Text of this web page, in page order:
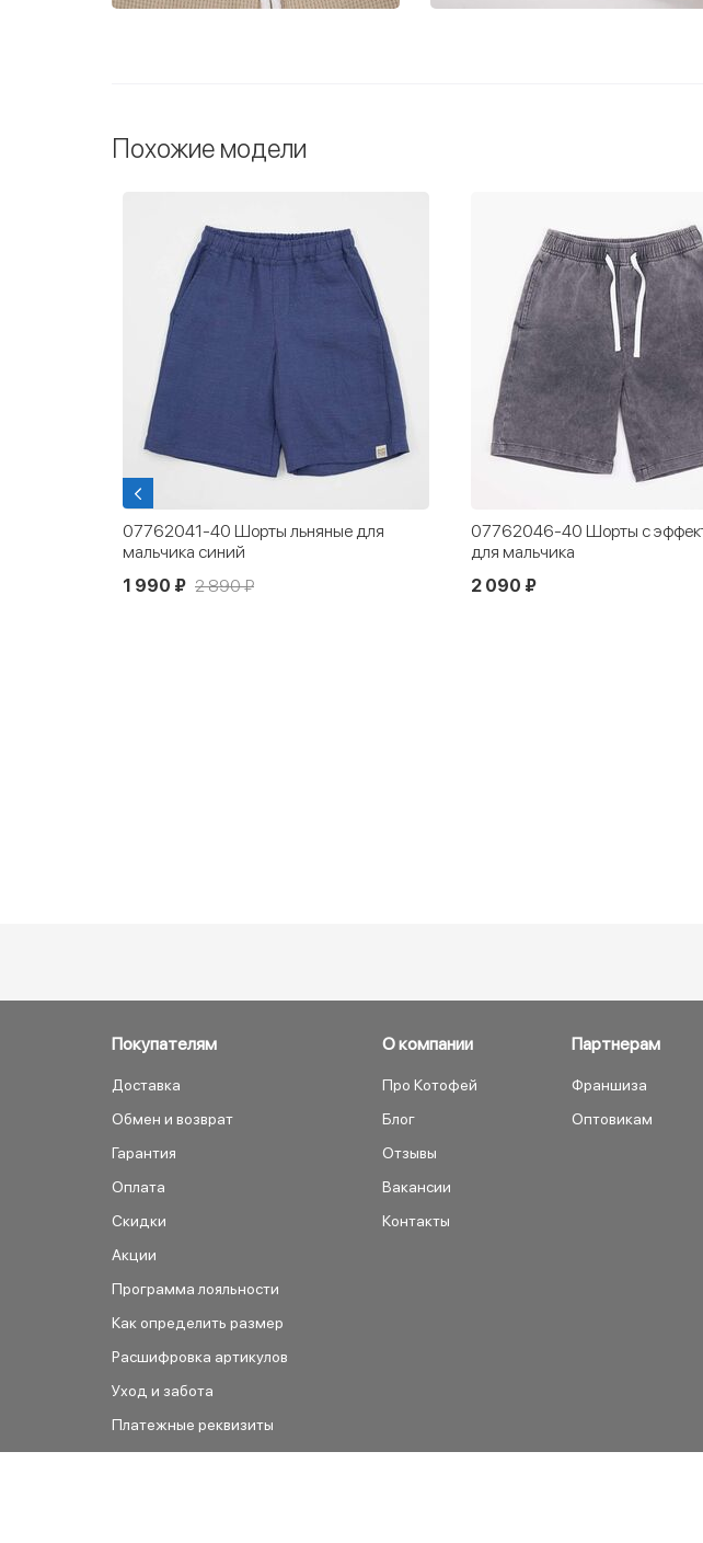
Похожие модели
07762041-40 Шорты льняные для
мальчика синий
1 990 ₽ 2 890 ₽
07762046-40 Шорты с
для мальчика
2 090 ₽
Покупателям
Доставка
Обмен и возврат
Гарантия
Оплата
Скидки
Акции
Программа лояльности
Как определить размер
Расшифровка артикулов
Уход и забота
Платежные реквизиты
О компании
Про Котофей
Блог
Отзывы
Вакансии
Контакты
Партнерам
Франшиза
Оптовикам